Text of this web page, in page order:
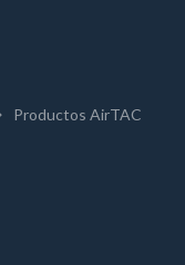
Productos AirTAC